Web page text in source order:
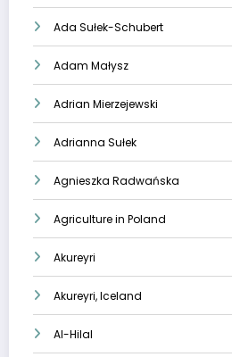
Ada Sułek-Schubert
Adam Małysz
Adrian Mierzejewski
Adrianna Sułek
Agnieszka Radwańska
Agriculture in Poland
Akureyri
Akureyri, Iceland
Al-Hilal